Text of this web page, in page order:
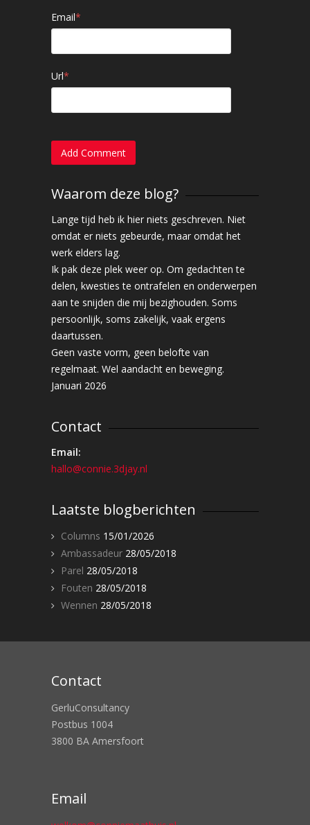
Email*
Url*
Waarom deze blog?
Lange tijd heb ik hier niets geschreven. Niet
omdat er niets gebeurde, maar omdat het
werk elders lag.
Ik pak deze plek weer op. Om gedachten te
delen, kwesties te ontrafelen en onderwerpen
aan te snijden die mij bezighouden. Soms
persoonlijk, soms zakelijk, vaak ergens
daartussen.
Geen vaste vorm, geen belofte van
regelmaat. Wel aandacht en beweging.
Januari 2026
Contact
Email:
hallo@connie.3djay.nl
Laatste blogberichten
Columns 15/01/2026
Ambassadeur 28/05/2018
Parel 28/05/2018
Fouten 28/05/2018
Wennen 28/05/2018
Contact
GerluConsultancy
Postbus 1004
3800 BA Amersfoort
Email